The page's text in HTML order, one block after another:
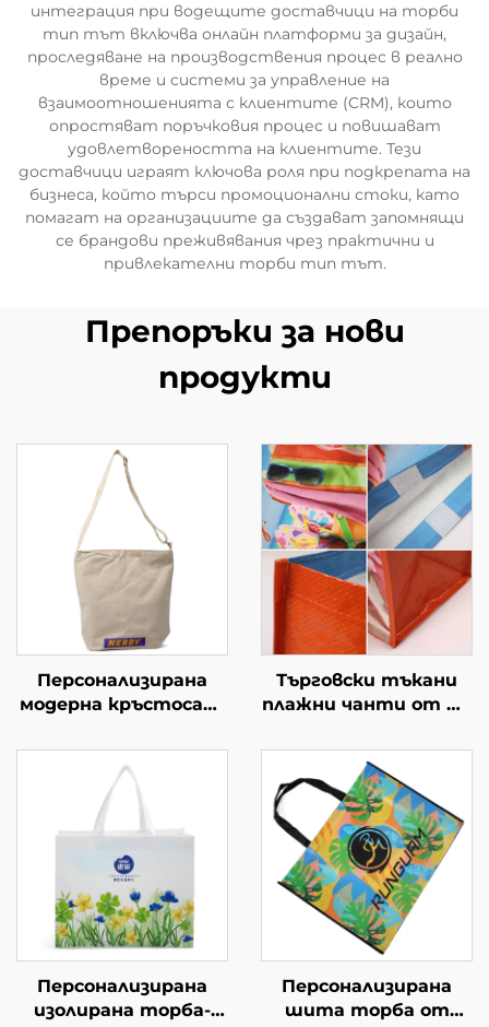
интеграция при водещите доставчици на торби
тип тът включва онлайн платформи за дизайн,
проследяване на производствения процес в реално
време и системи за управление на
взаимоотношенията с клиентите (CRM), които
опростяват поръчковия процес и повишават
удовлетвореността на клиентите. Тези
доставчици играят ключова роля при подкрепата на
бизнеса, който търси промоционални стоки, като
помагат на организациите да създават запомнящи
се брандови преживявания чрез практични и
привлекателни торби тип тът.
Препоръки за нови
продукти
Персонализирана
модерна кръстосана
ремък –
персонализирани
цветове за уличен
стил
Търговски тъкани
плажни чанти от PP
промоционални
чанти за покупки на
едро
Персонализирана
изолирана торба-
Персонализирана
шита торба от